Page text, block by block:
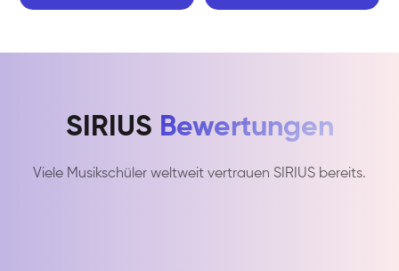
SIRIUS Bewertungen
Viele Musikschüler weltweit vertrauen SIRIUS bereits.